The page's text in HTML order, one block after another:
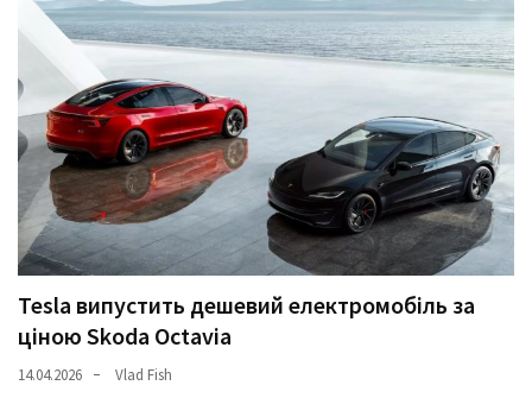
Tesla випустить дешевий електромобіль за
ціною Skoda Octavia
14.04.2026 Vlad Fish